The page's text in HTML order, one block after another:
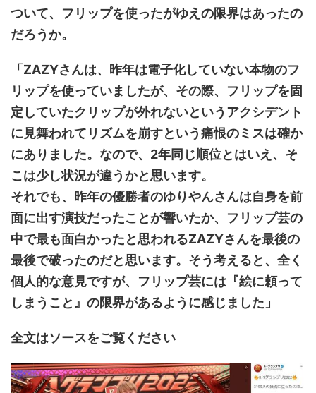
ついて、フリップを使ったがゆえの限界はあったの
だろうか。
「ZAZYさんは、昨年は電子化していない本物のフ
リップを使っていましたが、その際、フリップを固
定していたクリップが外れないというアクシデント
に見舞われてリズムを崩すという痛恨のミスは確か
にありました。なので、2年同じ順位とはいえ、そ
こは少し状況が違うかと思います。
それでも、昨年の優勝者のゆりやんさんは自身を前
面に出す演技だったことが響いたか、フリップ芸の
中で最も面白かったと思われるZAZYさんを最後の
最後で破ったのだと思います。そう考えると、全く
個人的な意見ですが、フリップ芸には『絵に頼って
しまうこと』の限界があるように感じました」
全文はソースをご覧ください